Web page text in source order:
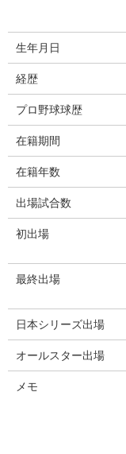
生年月日
経歴
プロ野球球歴
在籍期間
在籍年数
出場試合数
初出場
最終出場
日本シリーズ出場
オールスター出場
メモ